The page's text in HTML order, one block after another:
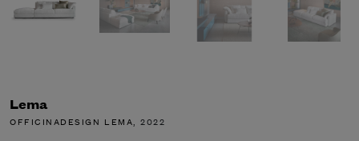
Lema
OFFICINADESIGN LEMA, 2022